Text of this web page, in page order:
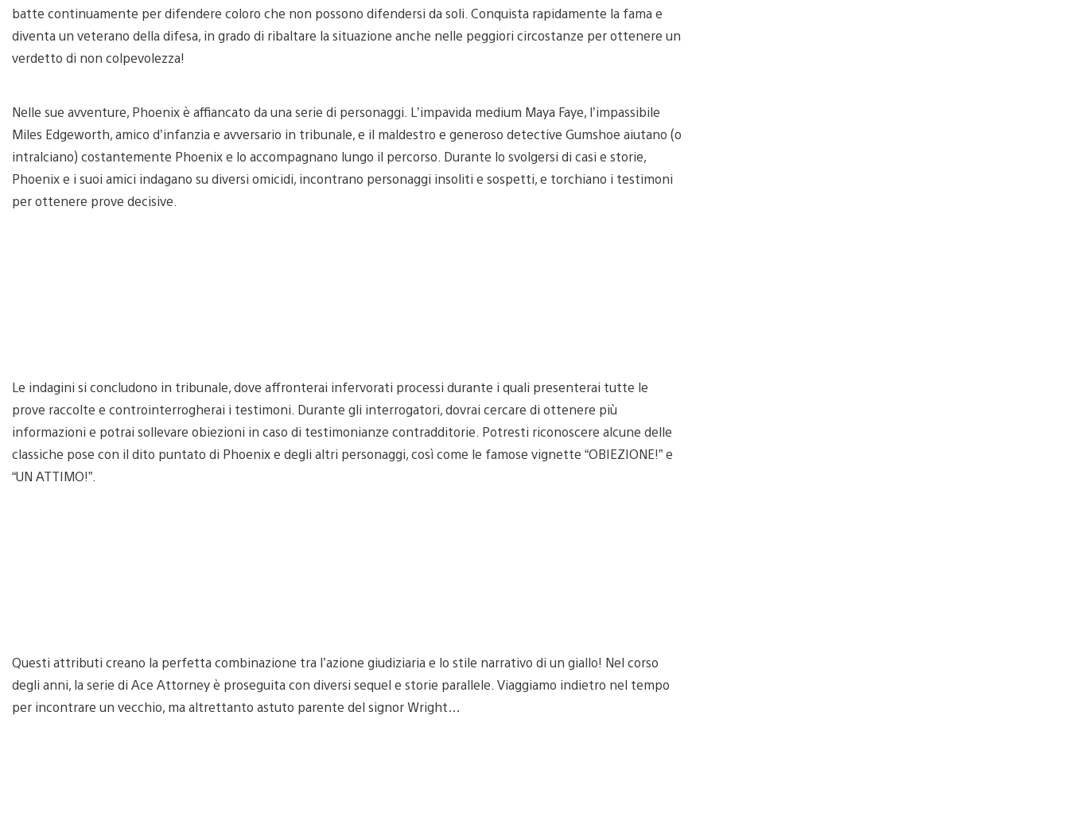
batte continuamente per difendere coloro che non possono difendersi da soli. Conquista rapidamente la fama e
diventa un veterano della difesa, in grado di ribaltare la situazione anche nelle peggiori circostanze per ottenere un
verdetto di non colpevolezza!
Nelle sue avventure, Phoenix è affiancato da una serie di personaggi. L’impavida medium Maya Faye, l’impassibile
Miles Edgeworth, amico d’infanzia e avversario in tribunale, e il maldestro e generoso detective Gumshoe aiutano (o
intralciano) costantemente Phoenix e lo accompagnano lungo il percorso. Durante lo svolgersi di casi e storie,
Phoenix e i suoi amici indagano su diversi omicidi, incontrano personaggi insoliti e sospetti, e torchiano i testimoni
per ottenere prove decisive.
Le indagini si concludono in tribunale, dove affronterai infervorati processi durante i quali presenterai tutte le
prove raccolte e controinterrogherai i testimoni. Durante gli interrogatori, dovrai cercare di ottenere più
informazioni e potrai sollevare obiezioni in caso di testimonianze contradditorie. Potresti riconoscere alcune delle
classiche pose con il dito puntato di Phoenix e degli altri personaggi, così come le famose vignette “OBIEZIONE!” e
“UN ATTIMO!”.
Questi attributi creano la perfetta combinazione tra l’azione giudiziaria e lo stile narrativo di un giallo! Nel corso
degli anni, la serie di Ace Attorney è proseguita con diversi sequel e storie parallele. Viaggiamo indietro nel tempo
per incontrare un vecchio, ma altrettanto astuto parente del signor Wright…